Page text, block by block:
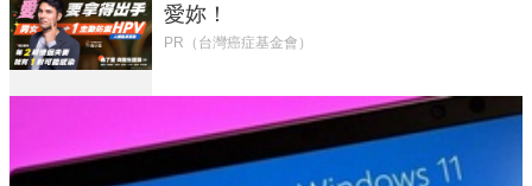
愛妳！
PR（台灣癌症基金會）